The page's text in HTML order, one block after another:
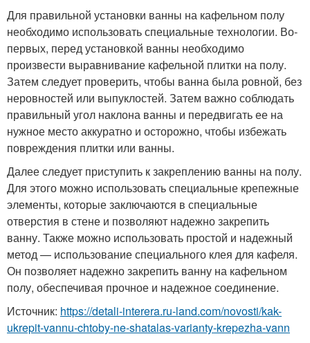
Для правильной установки ванны на кафельном полу
необходимо использовать специальные технологии. Во-
первых, перед установкой ванны необходимо
произвести выравнивание кафельной плитки на полу.
Затем следует проверить, чтобы ванна была ровной, без
неровностей или выпуклостей. Затем важно соблюдать
правильный угол наклона ванны и передвигать ее на
нужное место аккуратно и осторожно, чтобы избежать
повреждения плитки или ванны.
Далее следует приступить к закреплению ванны на полу.
Для этого можно использовать специальные крепежные
элементы, которые заключаются в специальные
отверстия в стене и позволяют надежно закрепить
ванну. Также можно использовать простой и надежный
метод — использование специального клея для кафеля.
Он позволяет надежно закрепить ванну на кафельном
полу, обеспечивая прочное и надежное соединение.
Источник: https://detali-interera.ru-land.com/novosti/kak-
ukrepit-vannu-chtoby-ne-shatalas-varianty-krepezha-vann